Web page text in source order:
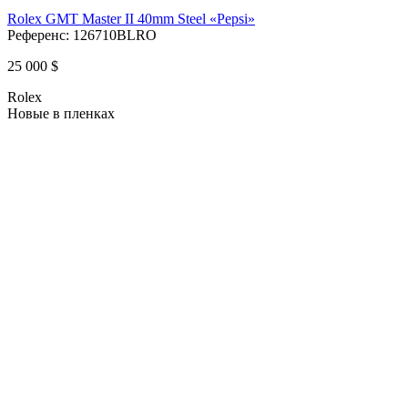
Rolex GMT Master II 40mm Steel «Pepsi»
Референс: 126710BLRO
25 000 $
Rolex
Новые в пленках